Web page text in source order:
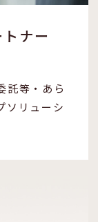
ナー
託等・あら
ソリューシ